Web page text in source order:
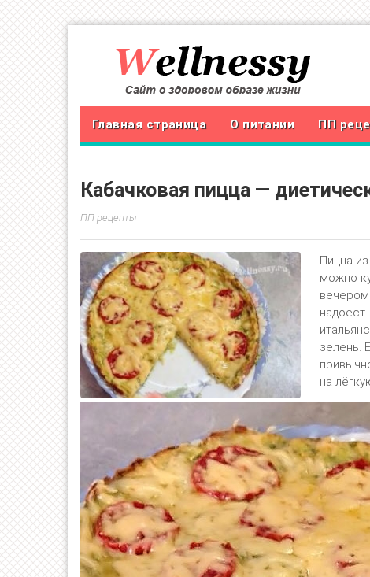
Главная страница О питании ПП
Кабачковая пицца —
ПП рецепты
Пицца
можно
зелень.
на